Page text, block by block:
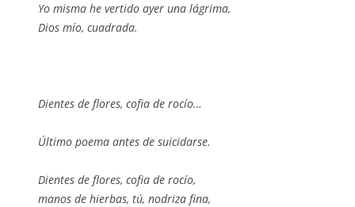
Yo misma he vertido ayer una lágrima,
Dios mío, cuadrada.
Dientes de flores, cofia de rocío…
Último poema antes de suicidarse.
Dientes de flores, cofia de rocío,
manos de hierbas, tú, nodriza fina,